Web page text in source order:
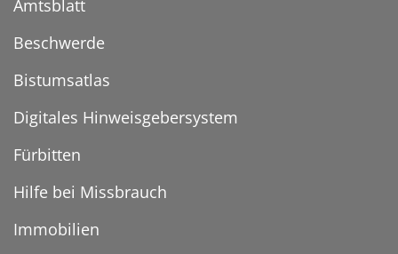
Amtsblatt
Beschwerde
Bistumsatlas
Digitales Hinweisgebersystem
Fürbitten
Hilfe bei Missbrauch
Immobilien